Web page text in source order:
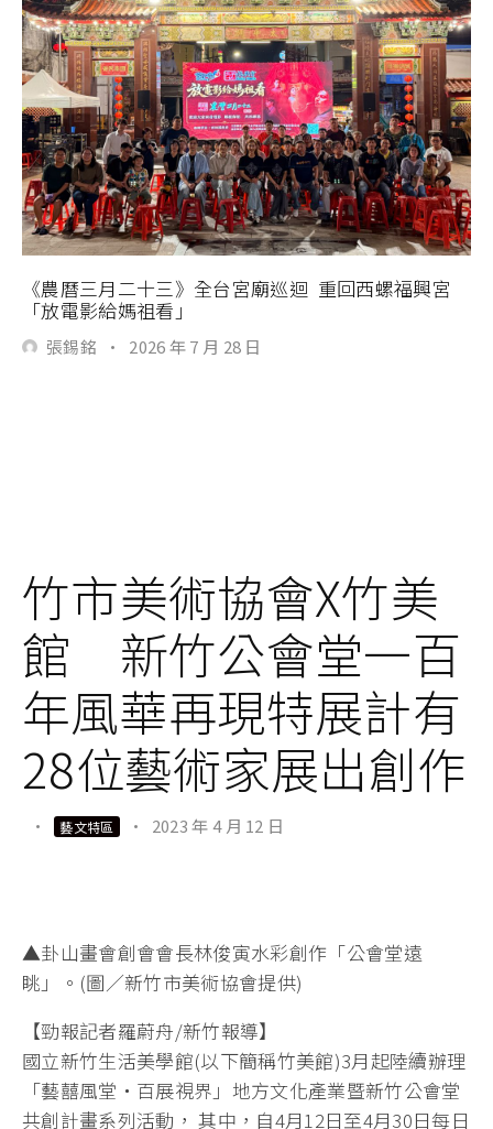
《農曆三月二十三》全台宮廟巡迴 重回西螺福興宮
「放電影給媽祖看」
張錫銘 · 2026 年 7 月 28 日
竹市美術協會X竹美
館 新竹公會堂一百
年風華再現特展計有
28位藝術家展出創作
· 藝文特區 · 2023 年 4 月 12 日
▲卦山畫會創會會長林俊寅水彩創作「公會堂遠
眺」。(圖／新竹市美術協會提供)
【勁報記者羅蔚舟/新竹報導】
國立新竹生活美學館(以下簡稱竹美館)3月起陸續辦理
「藝囍風堂‧百展視界」地方文化產業暨新竹公會堂
共創計畫系列活動， 其中，自4月12日至4月30日每日